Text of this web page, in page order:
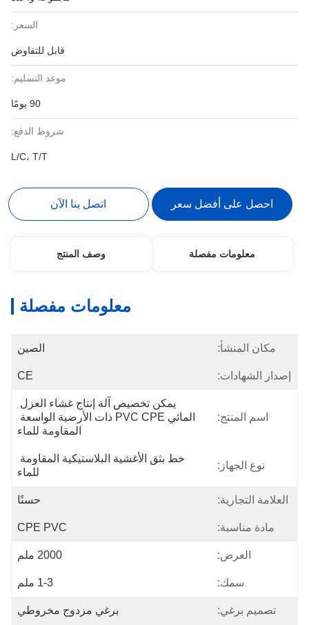
السعر:
قابل للتفاوض
موعد التسليم:
90 يومًا
شروط الدفع:
L/C، T/T
احصل على أفضل سعر اتصل بنا الآن
معلومات مفصلة وصف المنتج
معلومات مفصلة
مكان المنشأ: الصين
إصدار الشهادات: CE
اسم المنتج:
المائي PVC CPE ذات الأرضية الواسعة
المقاومة للماء
نوع الجهاز:
خط بثق الأغشية البلاستيكية المقاومة
للماء
العلامة التجارية: حسنًا
مادة مناسبة: CPE PVC
العرض: 2000 ملم
سمك: 1-3 ملم
تصميم برغي: برغي مزدوج مخروطي